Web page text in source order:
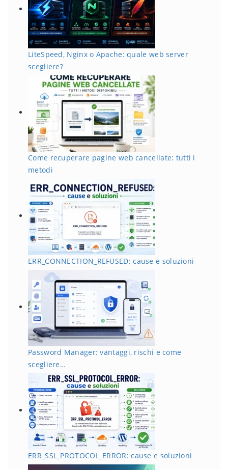
LiteSpeed, Nginx o Apache: quale web server
scegliere?
Come recuperare pagine web cancellate: tutti i
metodi
ERR_CONNECTION_REFUSED: cause e soluzioni
Password Manager: vantaggi, rischi e come
scegliere…
ERR_SSL_PROTOCOL_ERROR: cause e soluzioni